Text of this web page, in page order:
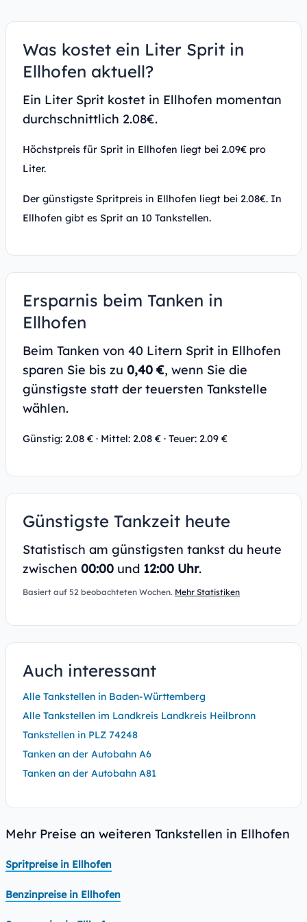
Was kostet ein Liter Sprit in
Ellhofen aktuell?
Ein Liter Sprit kostet in Ellhofen momentan
durchschnittlich 2.08€.
Höchstpreis für Sprit in Ellhofen liegt bei 2.09€ pro
Liter.
Der günstigste Spritpreis in Ellhofen liegt bei 2.08€. In
Ellhofen gibt es Sprit an 10 Tankstellen.
Ersparnis beim Tanken in
Ellhofen
Beim Tanken von 40 Litern Sprit in Ellhofen
sparen Sie bis zu 0,40 €, wenn Sie die
günstigste statt der teuersten Tankstelle
wählen.
Günstig: 2.08 € · Mittel: 2.08 € · Teuer: 2.09 €
Günstigste Tankzeit heute
Statistisch am günstigsten tankst du heute
zwischen 00:00 und 12:00 Uhr.
Basiert auf 52 beobachteten Wochen. Mehr Statistiken
Auch interessant
Alle Tankstellen in Baden-Württemberg
Alle Tankstellen im Landkreis Landkreis Heilbronn
Tankstellen in PLZ 74248
Tanken an der Autobahn A6
Tanken an der Autobahn A81
Mehr Preise an weiteren Tankstellen in Ellhofen
Spritpreise in Ellhofen
Benzinpreise in Ellhofen